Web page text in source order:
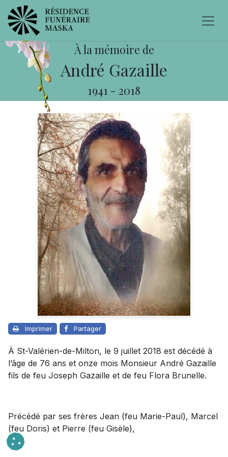
À la mémoire de
André Gazaille
1941 - 2018
Imprimer Partager
À St-Valérien-de-Milton, le 9 juillet 2018 est décédé à
l’âge de 76 ans et onze mois Monsieur André Gazaille
fils de feu Joseph Gazaille et de feu Flora Brunelle.
Précédé par ses frères Jean (feu Marie-Paul), Marcel
(feu Doris) et Pierre (feu Gisèle),